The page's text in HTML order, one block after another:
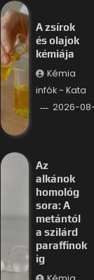
A zsírok
és olajok
kémiája
Kémia
infók - Kata
2026-
Az
alkánok
homológ
sora: A
metántól
a szilárd
paraffinok
ig